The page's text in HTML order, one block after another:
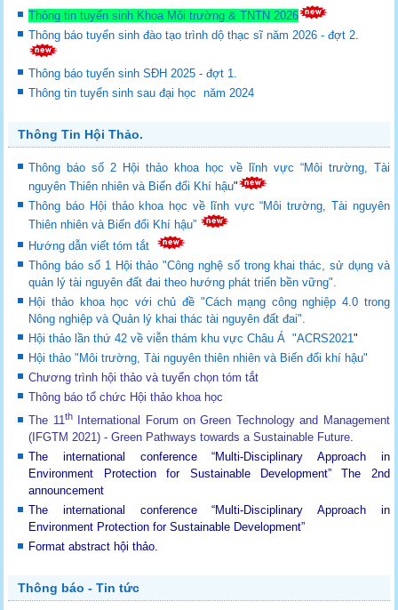
Thông tin tuyển sinh Khoa Môi trường & TNTN 2026
Thông báo tuyển sinh đào tạo trình dộ thạc sĩ năm 2026 - đợt 2.
Thông báo tuyển sinh SĐH 2025 - đợt 1.
Thông tin tuyển sinh sau đại học năm 2024
Thông Tin Hội Thảo.
Thông báo số 2 Hội thảo khoa học về lĩnh vực “Môi trường, Tài
nguyên Thiên nhiên và Biến đổi Khí hậu"
Thông báo Hội thảo khoa học về lĩnh vực “Môi trường, Tài nguyên
Thiên nhiên và Biến đổi Khí hậu”
Hướng dẫn viết tóm tắt
Thông báo số 1 Hội thảo "Công nghệ số trong khai thác, sử dụng và
quản lý tài nguyên đất đai theo hướng phát triển bền vững".
Hội thảo khoa học với chủ đề "Cách mạng công nghiệp 4.0 trong
Nông nghiệp và Quản lý khai thác tài nguyên đất đai".
Hội thảo lần thứ 42 về viễn thám khu vực Châu Á "ACRS2021"
Hội thảo "Môi trường, Tài nguyên thiên nhiên và Biến đổi khí hậu"
Chương trình hội thảo và tuyển chọn tóm tắt
Thông báo tổ chức Hội thảo khoa học
The 11thInternational Forum on Green Technology and Management
(IFGTM 2021) - Green Pathways towards a Sustainable Future.
The international conference “Multi-Disciplinary Approach in
Environment Protection for Sustainable Development”The 2nd
announcement
The international conference “Multi-Disciplinary Approach in
Environment Protection for Sustainable Development”
Format abstract hội thảo.
Thông báo - Tin tức